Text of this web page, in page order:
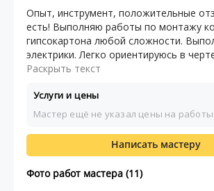
Опыт, инструмент, положительные
есть! Выполняю работы по монтажу
гипсокартона любой сложности.
электрики. Легко ориентируюсь в
Раскрыть текст
Услуги и цены
Мастер ещё не указал цены на работы
Написать мастеру
Фото работ мастера (11)